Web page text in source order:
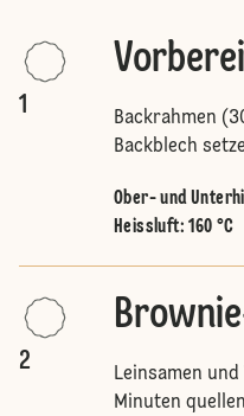
1
Backrahmen
Backblech
Ober- und
Heissluft: 160 °C
2
Leinsamen
Minuten